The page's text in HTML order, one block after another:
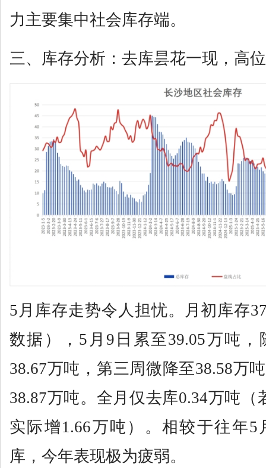
力主要集中社会库存端。
三、库存分析：去库昙花一现，高
5月库存走势令人担忧。月初库存
数据），5月9日累至39.05万吨
38.67万吨，第三周微降至38.58万
38.87万吨。全月仅去库0.34万吨（
实际增1.66万吨）。相较于往年5
库，今年表现极为疲弱。